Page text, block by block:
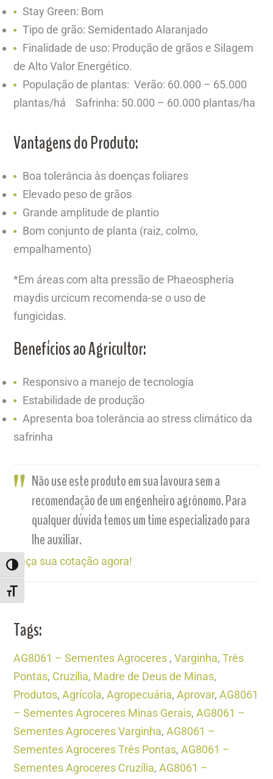
ALTERNAR ALTO CONTRASTE
ALTERNAR TAMANHO DA FONTE
Stay Green: Bom
Tipo de grão: Semidentado Alaranjado
Finalidade de uso: Produção de grãos e Silagem
de Alto Valor Energético.
População de plantas: Verão: 60.000 – 65.000
plantas/há Safrinha: 50.000 – 60.000 plantas/ha
Vantagens do Produto:
Boa tolerância às doenças foliares
Elevado peso de grãos
Grande amplitude de plantio
Bom conjunto de planta (raiz, colmo,
empalhamento)
*Em áreas com alta pressão de Phaeospheria
maydis urcicum recomenda-se o uso de
fungicidas.
Benefícios ao Agricultor:
Responsivo a manejo de tecnologia
Estabilidade de produção
Apresenta boa tolerância ao stress climático da
safrinha
Não use este produto em sua lavoura sem a
recomendação de um engenheiro agrônomo. Para
qualquer dúvida temos um time especializado para
lhe auxiliar.
Faça sua cotação agora!
Tags:
AG8061 – Sementes Agroceres ,Varginha,Três
Pontas, Cruzília, Madre de Deus de Minas,
Produtos,Agrícola,Agropecuária,Aprovar,AG8061
– Sementes Agroceres Minas Gerais,AG8061 –
Sementes Agroceres Varginha,AG8061 –
Sementes Agroceres Três Pontas,AG8061 –
Sementes Agroceres Cruzília,AG8061 –